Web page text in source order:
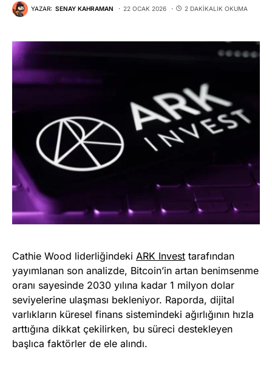
YAZAR: SENAY KAHRAMAN 22 OCAK 2026 2 DAKIKALIK OKUMA
Cathie Wood liderliğindeki ARK Invest tarafından
yayımlanan son analizde, Bitcoin’in artan benimsenme
oranı sayesinde 2030 yılına kadar 1 milyon dolar
seviyelerine ulaşması bekleniyor. Raporda, dijital
varlıkların küresel finans sistemindeki ağırlığının hızla
arttığına dikkat çekilirken, bu süreci destekleyen
başlıca faktörler de ele alındı.